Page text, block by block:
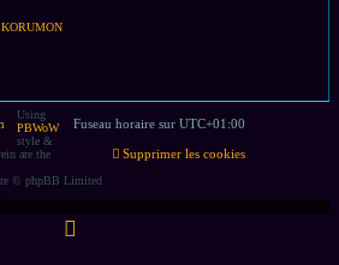
Fuseau horaire sur UTC+01:00
Supprimer les cookies
Using
PBWoW
style &
are the
© phpBB Limited